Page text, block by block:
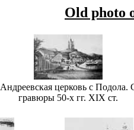
Old photo
Андреевская церковь с Подола.
гравюры 50-х гг. XIX ст.